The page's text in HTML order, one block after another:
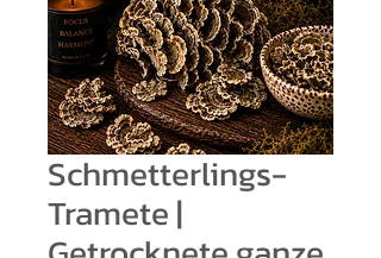
Schmetterlings-
Tramete |